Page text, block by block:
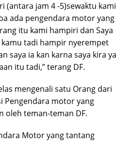
(antara jam 4 -5)sewaktu kami
ada pengendara motor yang
itu kami hampiri dan Saya
tadi hampir nyerempet
saya ia kan karna saya kira ya
itu tadi,” terang DF.
mengenali satu Orang dari
Pengendara motor yang
oleh teman-teman DF.
Motor yang tantang